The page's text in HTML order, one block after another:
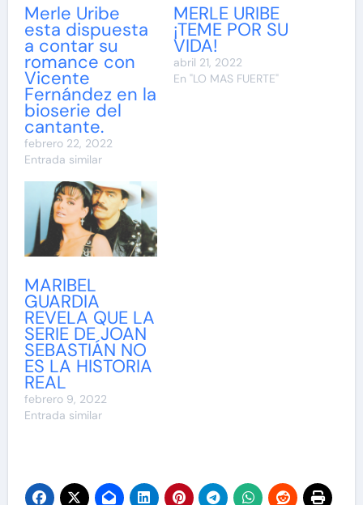
Merle Uribe
esta dispuesta
a contar su
romance con
Vicente
Fernández en la
bioserie del
cantante.
febrero 22, 2022
Entrada similar
MERLE URIBE
¡TEME POR SU
VIDA!
abril 21, 2022
En "LO MAS FUERTE"
MARIBEL
GUARDIA
REVELA QUE LA
SERIE DE JOAN
SEBASTIÁN NO
ES LA HISTORIA
REAL
febrero 9, 2022
Entrada similar